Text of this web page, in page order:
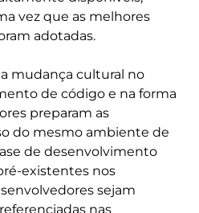
vez que as melhores
adotadas.
mudança cultural no
de código e na forma
preparam as
do mesmo ambiente de
de desenvolvimento
existentes nos
sejam
nas